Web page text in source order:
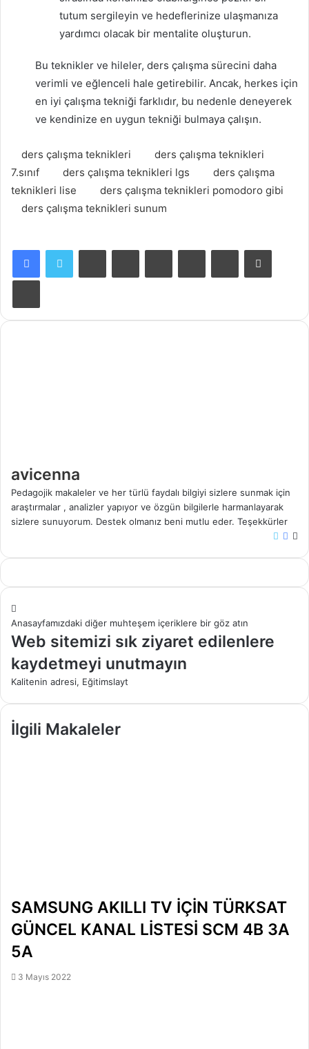
tutum sergileyin ve hedeflerinize ulaşmanıza
yardımcı olacak bir mentalite oluşturun.
Bu teknikler ve hileler, ders çalışma sürecini daha
verimli ve eğlenceli hale getirebilir. Ancak, herkes için
en iyi çalışma tekniği farklıdır, bu nedenle deneyerek
ve kendinize en uygun tekniği bulmaya çalışın.
ders çalışma teknikleri
ders çalışma teknikleri
7.sınıf
ders çalışma teknikleri lgs
ders çalışma
teknikleri lise
ders çalışma teknikleri pomodoro gibi
ders çalışma teknikleri sunum
Facebook
X LinkedInTumblr PinterestReddit VKontakteE-Posta ile paylaş
Yazdır
avicenna
Pedagojik makaleler ve her türlü faydalı bilgiyi sizlere sunmak için
araştırmalar , analizler yapıyor ve özgün bilgilerle harmanlayarak
sizlere sunuyorum. Destek olmanız beni mutlu eder. Teşekkürler
Anasayfamızdaki diğer muhteşem içeriklere bir göz atın
Web sitemizi sık ziyaret edilenlere
kaydetmeyi unutmayın
Kalitenin adresi, Eğitimslayt
İlgili Makaleler
SAMSUNG AKILLI TV İÇİN TÜRKSAT
GÜNCEL KANAL LİSTESİ SCM 4B 3A
5A
3 Mayıs 2022